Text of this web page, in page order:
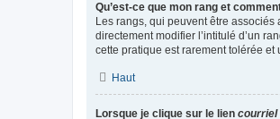
Qu’est-ce que mon rang et
Les rangs, qui peuvent être
directement modifier l’intitulé d’un
cette pratique est rarement tolérée
Haut
Lorsque je clique sur le lien courriel